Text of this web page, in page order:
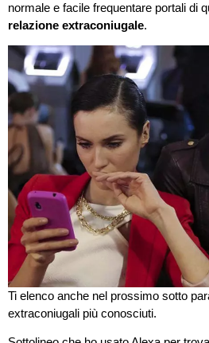
normale e facile frequentare portali di
relazione extraconiugale.
Ti elenco anche nel prossimo sotto
extraconiugali più conosciuti.